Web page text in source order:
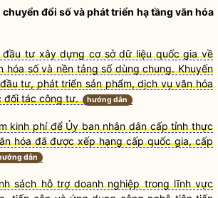
chuyển đổi số và phát triển hạ tầng văn hóa
đầu tư xây dựng cơ sở dữ liệu quốc gia về
hóa số và nền tảng số dùng chung. Khuyến
tư, phát triển sản phẩm, dịch vụ văn hóa
đối tác công tư.
hướng dẫn
kinh phí để Ủy ban nhân dân cấp tỉnh thực
hóa đã được xếp hạng cấp quốc gia, cấp
dẫn
sách hỗ trợ doanh nghiệp trong lĩnh vực